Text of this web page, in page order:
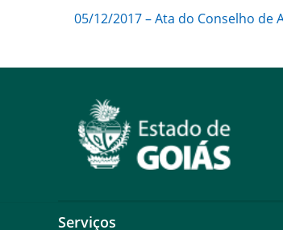
05/12/2017 – Ata do Conselho de
Serviços